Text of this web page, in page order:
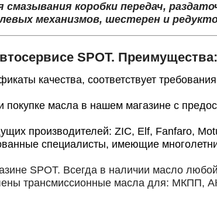
коробки передач,
механизмов, шестерен и
SPOT. Преимущества:
качества, соответствует
масла в нашем магазине с
производителей: ZIC, Elf, Fanfaro,
специалисты, имеющие
SPOT. Всегда в наличии масло
трансмиссионные масла для: МКПП,